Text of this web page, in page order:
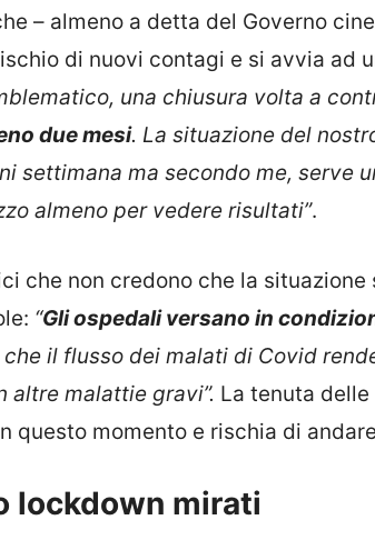
– almeno a detta del Governo
di nuovi contagi e si avvia ad
una chiusura volta a
due mesi. La situazione del
settimana ma secondo me, serve
almeno per vedere risultati”.
che non credono che la
“Gli ospedali versano in
il flusso dei malati di Covid
altre malattie gravi”. La tenuta
questo momento e rischia di
lockdown mirati